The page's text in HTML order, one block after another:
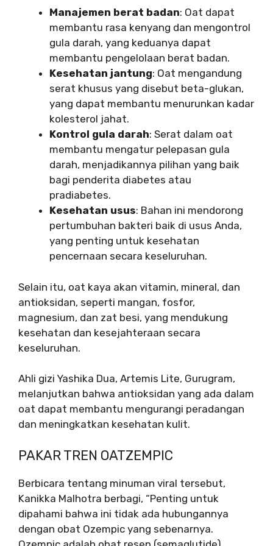
Manajemen berat badan: Oat dapat
membantu rasa kenyang dan mengontrol
gula darah, yang keduanya dapat
membantu pengelolaan berat badan.
Kesehatan jantung: Oat mengandung
serat khusus yang disebut beta-glukan,
yang dapat membantu menurunkan kadar
kolesterol jahat.
Kontrol gula darah: Serat dalam oat
membantu mengatur pelepasan gula
darah, menjadikannya pilihan yang baik
bagi penderita diabetes atau
pradiabetes.
Kesehatan usus: Bahan ini mendorong
pertumbuhan bakteri baik di usus Anda,
yang penting untuk kesehatan
pencernaan secara keseluruhan.
Selain itu, oat kaya akan vitamin, mineral, dan
antioksidan, seperti mangan, fosfor,
magnesium, dan zat besi, yang mendukung
kesehatan dan kesejahteraan secara
keseluruhan.
Ahli gizi Yashika Dua, Artemis Lite, Gurugram,
melanjutkan bahwa antioksidan yang ada dalam
oat dapat membantu mengurangi peradangan
dan meningkatkan kesehatan kulit.
PAKAR TREN OATZEMPIC
Berbicara tentang minuman viral tersebut,
Kanikka Malhotra berbagi, “Penting untuk
dipahami bahwa ini tidak ada hubungannya
dengan obat Ozempic yang sebenarnya.